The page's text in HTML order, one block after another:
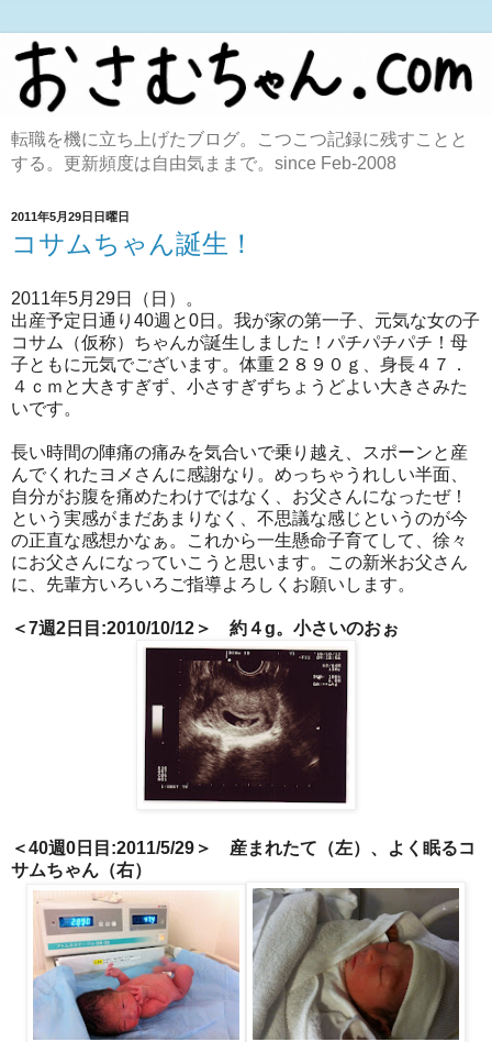
転職を機に立ち上げたブログ。こつこつ記録に残すことと
する。更新頻度は自由気ままで。since Feb-2008
2011年5月29日日曜日
コサムちゃん誕生！
2011年5月29日（日）。
出産予定日通り40週と0日。我が家の第一子、元気な女の子
コサム（仮称）ちゃんが誕生しました！パチパチパチ！母
子ともに元気でございます。体重２８９０ｇ、身長４７．
４ｃｍと大きすぎず、小さすぎずちょうどよい大きさみた
いです。
長い時間の陣痛の痛みを気合いで乗り越え、スポーンと産
んでくれたヨメさんに感謝なり。めっちゃうれしい半面、
自分がお腹を痛めたわけではなく、お父さんになったぜ！
という実感がまだあまりなく、不思議な感じというのが今
の正直な感想かなぁ。これから一生懸命子育てして、徐々
にお父さんになっていこうと思います。この新米お父さん
に、先輩方いろいろご指導よろしくお願いします。
＜7週2日目:2010/10/12 ＞ 約４g。小さいのおぉ
＜40週0日目:2011/5/29＞ 産まれたて（左）、よく眠るコ
サムちゃん（右）